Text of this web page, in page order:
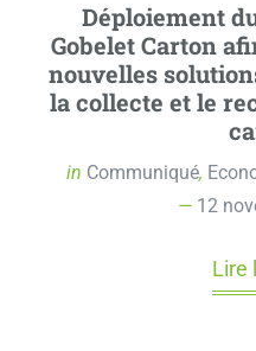
Déploiement
Gobelet Carton
nouvelles
la collecte et le
in Communiqué,
12
Lire